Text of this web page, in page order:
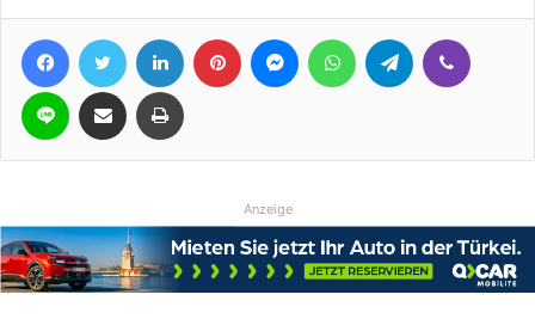
FacebookTwitter LinkedIn Pinterest MessengerWhatsAppTelegram
Line Teile per E-Mail Drucken
Anzeige